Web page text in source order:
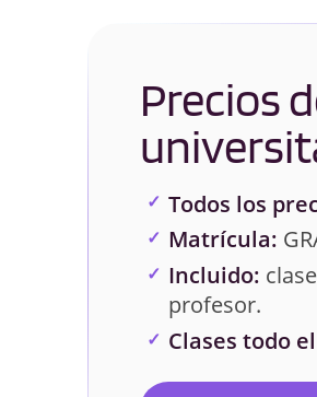
Precios
Todos los
Matrícula:
Incluido:
profesor.
Clases todo